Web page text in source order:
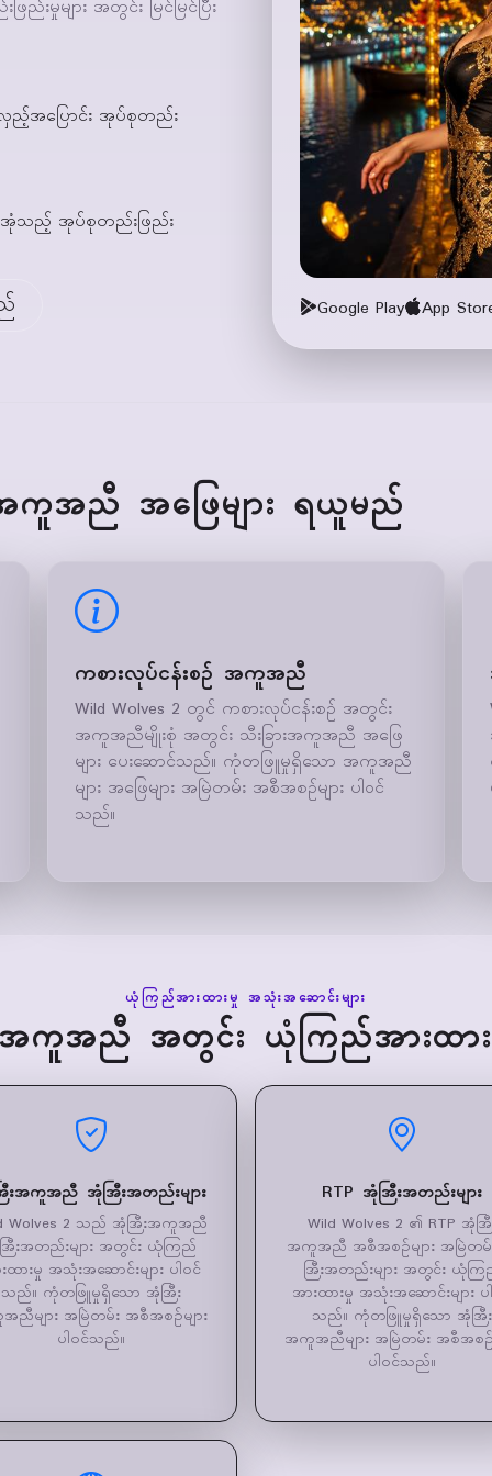
မှုများ အတွင်း မြင်မြင်ပြီး
အပြောင်း အုပ်စုတည်း
သည့် အုပ်စုတည်းဖြည်း
Google Play App
ကူအညီ အဖြေများ ရယူမည်
ကစားလုပ်ငန်းစဉ် အကူအညီ
Wild Wolves 2 တွင် ကစားလုပ်ငန်းစဉ် အတွင်း
အကူအညီမျိုးစုံ အတွင်း သီးခြားအကူအညီ အဖြေ
များ ပေးဆောင်သည်။ ကုံတဖြူမှုရှိသော အကူအညီ
များ အဖြေများ အမြဲတမ်း အစီအစဉ်များ ပါဝင်
သည်။
ယုံကြည်အားထားမှု အသုံးအဆောင်းများ
အကူအညီ အတွင်း ယုံကြည်အားထား
းအကူအညီ အုံအြီးအတည်းများ
Wolves 2 သည် အုံအြီးအကူအညီ
ြီးအတည်းများ အတွင်း ယုံကြည်
ထားမှု အသုံးအဆောင်းများ ပါဝင်
သည်။ ကုံတဖြူမှုရှိသော အုံအြီး
များ အမြဲတမ်း အစီအစဉ်များ
ပါဝင်သည်။
RTP အုံအြီးအတည်းများ
Wild Wolves 2 ၏ RTP အုံအြီ
အကူအညီ အစီအစဉ်များ အမြဲတ
အြီးအတည်းများ အတွင်း ယုံက
အားထားမှု အသုံးအဆောင်းများ ပ
သည်။ ကုံတဖြူမှုရှိသော အုံအြီး
အကူအညီများ အမြဲတမ်း အစီအစဉ်
ပါဝင်သည်။